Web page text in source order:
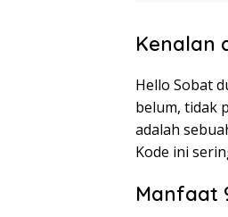
Kenalan
Hello Sobat
belum, tidak
adalah
Kode ini
Manfaat